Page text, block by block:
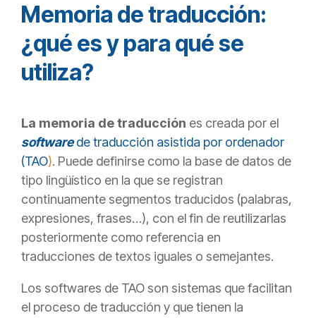
Memoria de traducción:
¿qué es y para qué se
utiliza?
La memoria de traducción es creada por el
softwarede traducción asistida por ordenador
(TAO). Puede definirse como la base de datos de
tipo lingüístico en la que se registran
continuamente segmentos traducidos (palabras,
expresiones, frases…), con el fin de reutilizarlas
posteriormente como referencia en
traducciones de textos iguales o semejantes.
Los softwares de TAO son sistemas que facilitan
el proceso de traducción y que tienen la